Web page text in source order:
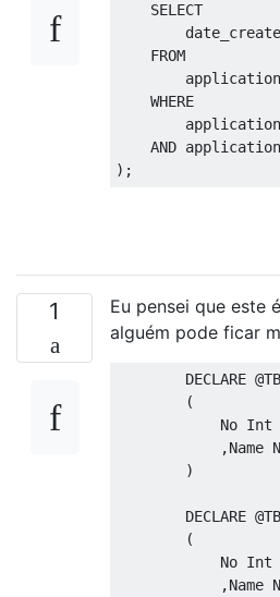
SELECT
FROM
WHERE
        application
AND
);
1
Eu pensei que este
alguém pode ficar
DECLARE @
(
            No Int
,Name
)
DECLARE @
(
            No Int
,Name